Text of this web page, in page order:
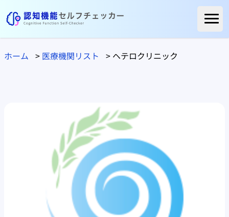
ホーム
ご利用者様の声
医療機関リスト
ホーム > 医療機関リスト > ヘテロクリニック